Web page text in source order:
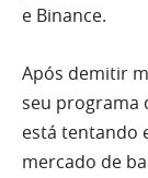
e Binance.
Após demitir
seu programa
está tentando
mercado de